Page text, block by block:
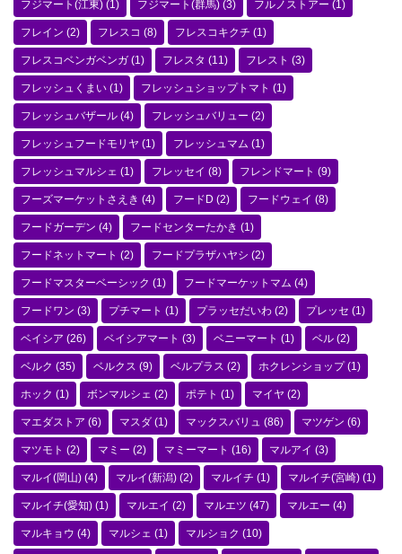
フジマート(江東) (1) フジマート(群馬) (3) フルノストアー (1)
フレイン (2) フレスコ (8) フレスコキクチ (1)
フレスコベンガベンガ (1) フレスタ (11) フレスト (3)
フレッシュくまい (1) フレッシュショップトマト (1)
フレッシュバザール (4) フレッシュバリュー (2)
フレッシュフードモリヤ (1) フレッシュマム (1)
フレッシュマルシェ (1) フレッセイ (8) フレンドマート (9)
フーズマーケットさえき (4) フードD (2) フードウェイ (8)
フードガーデン (4) フードセンターたかき (1)
フードネットマート (2) フードプラザハヤシ (2)
フードマスターベーシック (1) フードマーケットマム (4)
フードワン (3) プチマート (1) プラッセだいわ (2) プレッセ (1)
ベイシア (26) ベイシアマート (3) ベニーマート (1) ベル (2)
ベルク (35) ベルクス (9) ベルプラス (2) ホクレンショップ(1)
ホック (1) ボンマルシェ (2) ポテト (1) マイヤ (2)
マエダストア (6) マスダ (1) マックスバリュ (86) マツゲン (6)
マツモト (2) マミー (2) マミーマート (16) マルアイ (3)
マルイ(岡山) (4) マルイ(新潟) (2) マルイチ (1) マルイチ(宮崎) (1)
マルイチ(愛知) (1) マルエイ (2) マルエツ (47) マルエー (4)
マルキョウ (4) マルシェ (1) マルショク (10)